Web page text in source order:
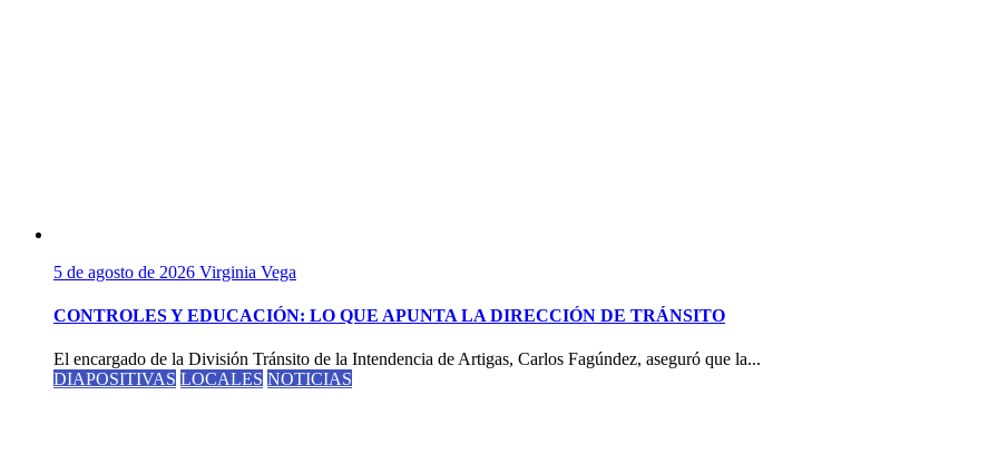
5 de agosto de 2026 Virginia Vega
CONTROLES Y EDUCACIÓN: LO QUE APUNTA LA DIRECCIÓN DE TRÁNSITO
El encargado de la División Tránsito de la Intendencia de Artigas, Carlos Fagúndez, aseguró que la...
DIAPOSITIVAS LOCALES NOTICIAS